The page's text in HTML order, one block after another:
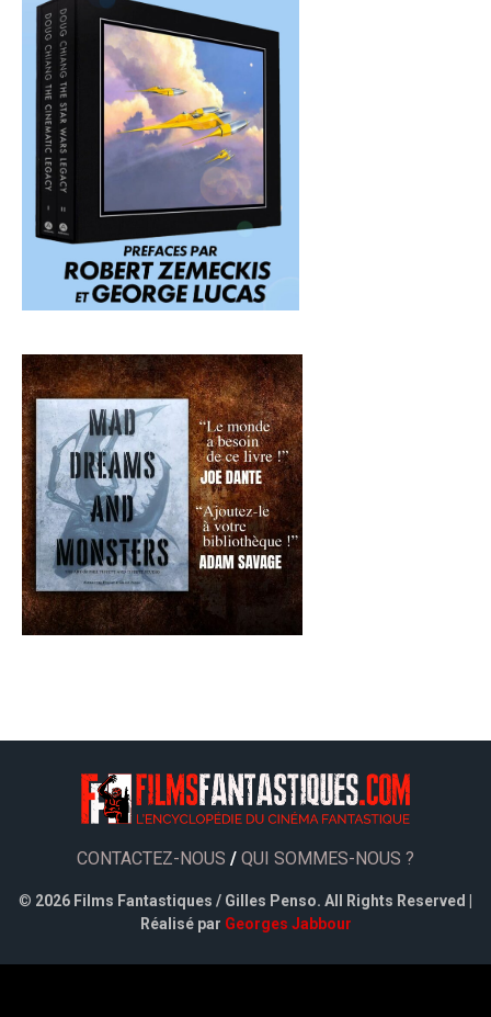
CONTACTEZ-NOUS / QUI SOMMES-NOUS ?
© 2026 Films Fantastiques / Gilles Penso. All Rights Reserved |
Réalisé par Georges Jabbour